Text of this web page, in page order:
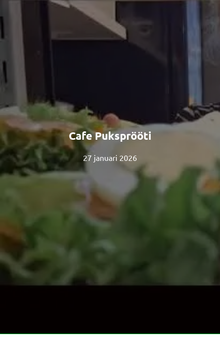
Cafe Puksprööti
27 januari 2026